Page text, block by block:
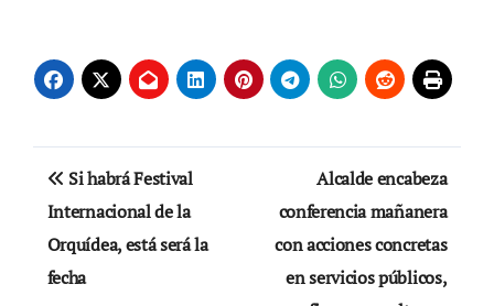
Navegación
de
entradas
Si habrá Festival
Internacional de la
Orquídea, está será la
fecha
Alcalde encabeza
conferencia mañanera
con acciones concretas
en servicios públicos,